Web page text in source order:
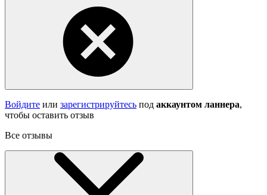
Войдите или зарегистрируйтесь под аккаунтом ланнера,
чтобы оставить отзыв
Все отзывы